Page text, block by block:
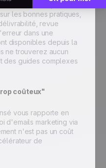
service client que les
les bonnes pratiques,
revue
dans une
disponibles depuis la
ne trouverez aucun
des guides complexes
coûteux"
vous rapporte en
d'emails marketing via
n'est pas un coût
de